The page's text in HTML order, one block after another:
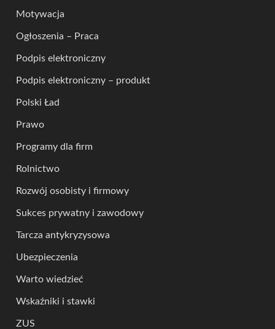
Motywacja
Ogłoszenia – Praca
Podpis elektroniczny
Podpis elektroniczny – produkt
Polski Ład
Prawo
Programy dla firm
Rolnictwo
Rozwój osobisty i firmowy
Sukces prywatny i zawodowy
Tarcza antykryzysowa
Ubezpieczenia
Warto wiedzieć
Wskaźniki i stawki
ZUS